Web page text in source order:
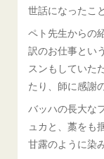
世話になったこ
ペト先生からの
訳のお仕事とい
スンもしていた
たり、師に感謝
バッハの長大な
ュカと、藁をも
甘露のように染